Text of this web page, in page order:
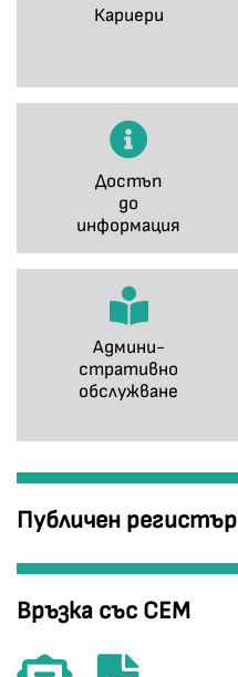
Кариери
Достъп
до
информация
Админи-
стративно
обслужване
Публичен регистър
Връзка със СЕМ